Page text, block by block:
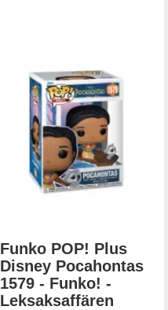
Funko POP! Plus
Disney Pocahontas
1579 - Funko! -
Leksaksaffären